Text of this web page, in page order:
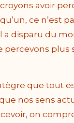
avoir
ce n’est
a disparu du
percevons plus
que tout
nos sens
on